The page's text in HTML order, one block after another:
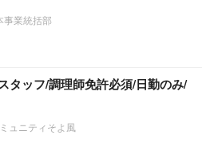
事業統括部
タッフ/調理師免許必須/日勤のみ/
ュニティそよ風